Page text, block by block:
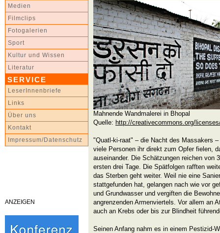
Medien
Filmclips
Fotogalerien
Sport
Kultur und Wissen
Literatur
SERVICE
LeserInnenbriefe
Links
Über uns
Kontakt
Impressum/Datenschutz
ANZEIGEN
Mahnende Wandmalerei in Bhopal
Quelle: http://creativecommons.org/
"Quatl-ki-raat" – die Nacht des Massakers
viele Personen ihr direkt zum Opfer fielen,
auseinander. Die Schätzungen reichen von
ersten drei Tage. Die Spätfolgen rafften
das Sterben geht weiter. Weil nie eine
stattgefunden hat, gelangen nach wie vor
und Grundwasser und vergiften die
angrenzenden Armenviertels. Vor allem an
auch an Krebs oder bis zur Blindheit
Seinen Anfang nahm es in einem Pestizid-